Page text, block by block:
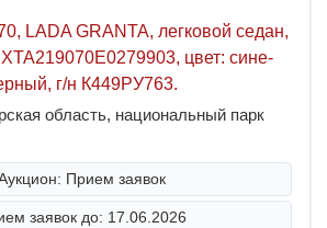
LADA GRANTA, легковой седан,
цвет: сине-
г/н К449РУ763.
область, национальный парк
Прием заявок
заявок до: 17.06.2026